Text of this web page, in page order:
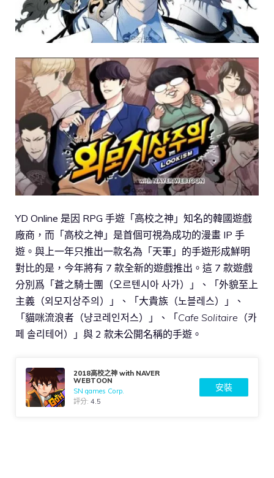
YD Online 是因 RPG 手遊「高校之神」知名的韓國遊戲
廠商，而「高校之神」是首個可視為成功的漫畫 IP 手
遊。與上一年只推出一款名為「天軍」的手遊形成鮮明
對比的是，今年將有 7 款全新的遊戲推出。這 7 款遊戲
分別爲「蒼之騎士團（오르텐시아 사가）」、「外貌至上
主義（외모지상주의）」、「大貴族（노블레스）」、
「貓咪流浪者（냥코레인저스）」、「Cafe Solitaire （카
페 솔리테어）」與 2 款未公開名稱的手遊。
2018高校之神 with NAVER
WEBTOON
SN games Corp.
評分:4.5
安裝